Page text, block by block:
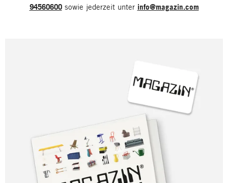
94560600sowie jederzeit unter info@magazin.com